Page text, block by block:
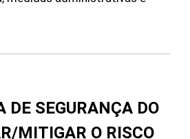
DE SEGURANÇA DO
MITIGAR O RISCO